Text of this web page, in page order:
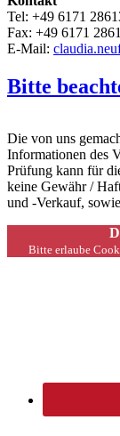
Tel: +49 6171
Fax: +49 6171
E-Mail:
Bitte
Die von uns
Informationen des
Prüfung kann für
keine Gewähr /
und -Verkauf,
Bitte erlaube